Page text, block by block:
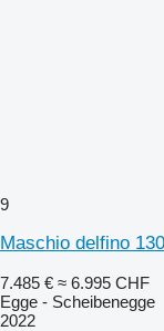
9
Maschio delfino
7.485 € ≈ 6.995 CHF
Egge - Scheibenegge
2022